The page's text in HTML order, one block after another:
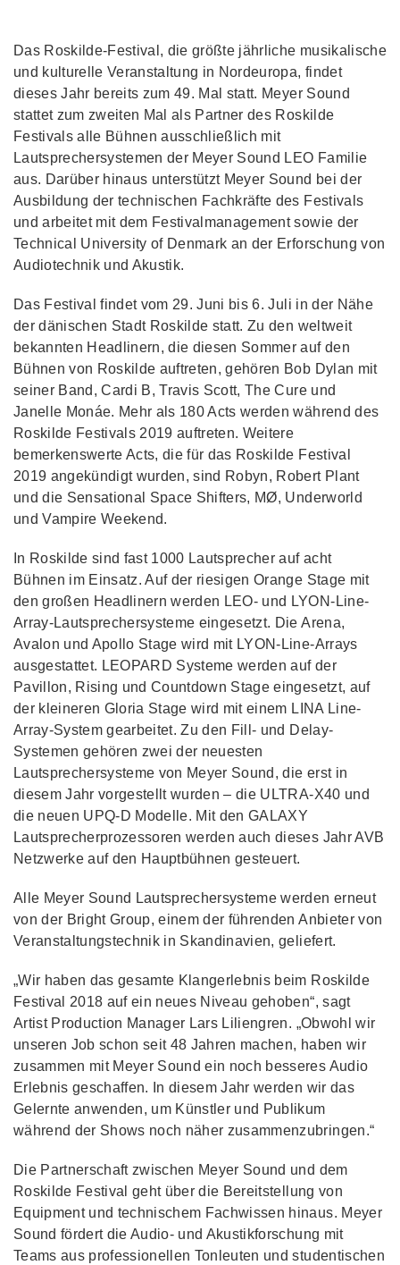
Das Roskilde-Festival, die größte jährliche musikalische
und kulturelle Veranstaltung in Nordeuropa, findet
dieses Jahr bereits zum 49. Mal statt. Meyer Sound
stattet zum zweiten Mal als Partner des Roskilde
Festivals alle Bühnen ausschließlich mit
Lautsprechersystemen der Meyer Sound LEO Familie
aus. Darüber hinaus unterstützt Meyer Sound bei der
Ausbildung der technischen Fachkräfte des Festivals
und arbeitet mit dem Festivalmanagement sowie der
Technical University of Denmark an der Erforschung von
Audiotechnik und Akustik.
Das Festival findet vom 29. Juni bis 6. Juli in der Nähe
der dänischen Stadt Roskilde statt. Zu den weltweit
bekannten Headlinern, die diesen Sommer auf den
Bühnen von Roskilde auftreten, gehören Bob Dylan mit
seiner Band, Cardi B, Travis Scott, The Cure und
Janelle Monáe. Mehr als 180 Acts werden während des
Roskilde Festivals 2019 auftreten. Weitere
bemerkenswerte Acts, die für das Roskilde Festival
2019 angekündigt wurden, sind Robyn, Robert Plant
und die Sensational Space Shifters, MØ, Underworld
und Vampire Weekend.
In Roskilde sind fast 1000 Lautsprecher auf acht
Bühnen im Einsatz. Auf der riesigen Orange Stage mit
den großen Headlinern werden LEO- und LYON-Line-
Array-Lautsprechersysteme eingesetzt. Die Arena,
Avalon und Apollo Stage wird mit LYON-Line-Arrays
ausgestattet. LEOPARD Systeme werden auf der
Pavillon, Rising und Countdown Stage eingesetzt, auf
der kleineren Gloria Stage wird mit einem LINA Line-
Array-System gearbeitet. Zu den Fill- und Delay-
Systemen gehören zwei der neuesten
Lautsprechersysteme von Meyer Sound, die erst in
diesem Jahr vorgestellt wurden – die ULTRA-X40 und
die neuen UPQ-D Modelle. Mit den GALAXY
Lautsprecherprozessoren werden auch dieses Jahr AVB
Netzwerke auf den Hauptbühnen gesteuert.
Alle Meyer Sound Lautsprechersysteme werden erneut
von der Bright Group, einem der führenden Anbieter von
Veranstaltungstechnik in Skandinavien, geliefert.
„Wir haben das gesamte Klangerlebnis beim Roskilde
Festival 2018 auf ein neues Niveau gehoben“, sagt
Artist Production Manager Lars Liliengren. „Obwohl wir
unseren Job schon seit 48 Jahren machen, haben wir
zusammen mit Meyer Sound ein noch besseres Audio
Erlebnis geschaffen. In diesem Jahr werden wir das
Gelernte anwenden, um Künstler und Publikum
während der Shows noch näher zusammenzubringen.“
Die Partnerschaft zwischen Meyer Sound und dem
Roskilde Festival geht über die Bereitstellung von
Equipment und technischem Fachwissen hinaus. Meyer
Sound fördert die Audio- und Akustikforschung mit
Teams aus professionellen Tonleuten und studentischen